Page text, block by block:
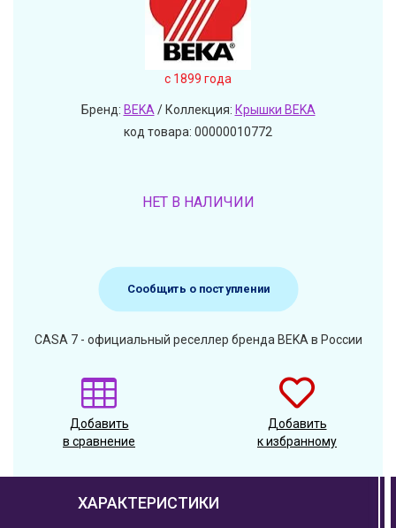
c 1899 года
Бренд: BEKA/ Коллекция: Крышки BEKA
код товара: 00000010772
НЕТ В НАЛИЧИИ
Сообщить о поступлении
CASA 7 - официальный реселлер бренда BEKA в России
Добавить
в сравнение
Добавить
к избранному
ХАРАКТЕРИСТИКИ